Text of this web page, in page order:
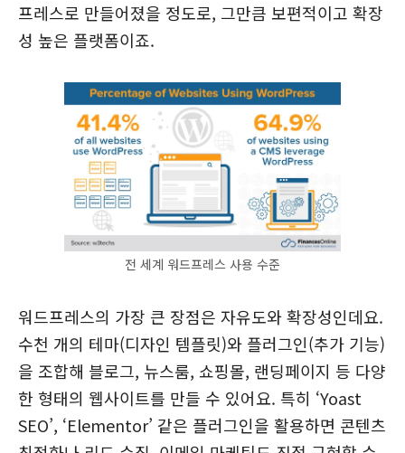
프레스로 만들어졌을 정도로, 그만큼 보편적이고 확장
성 높은 플랫폼이죠.
전 세계 워드프레스 사용 수준
워드프레스의 가장 큰 장점은 자유도와 확장성인데요.
수천 개의 테마(디자인 템플릿)와 플러그인(추가 기능)
을 조합해 블로그, 뉴스룸, 쇼핑몰, 랜딩페이지 등 다양
한 형태의 웹사이트를 만들 수 있어요. 특히 ‘Yoast
SEO’, ‘Elementor’ 같은 플러그인을 활용하면 콘텐츠